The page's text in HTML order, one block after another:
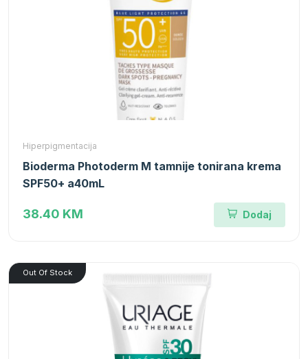
Hiperpigmentacija
Bioderma Photoderm M tamnije tonirana krema
SPF50+ a40mL
38.40 KM Dodaj
Out Of Stock